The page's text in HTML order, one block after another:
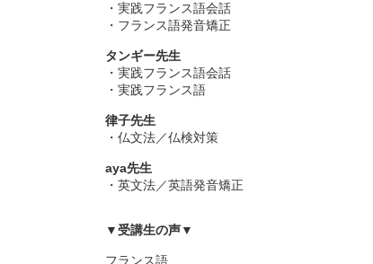
・実践フランス語会話
・フランス語発音矯正
タンギー先生
・実践フランス語会話
・実践フランス語
律子先生
・仏文法／仏検対策
aya先生
・英文法／英語発音矯正
▼受講生の声▼
フランス語